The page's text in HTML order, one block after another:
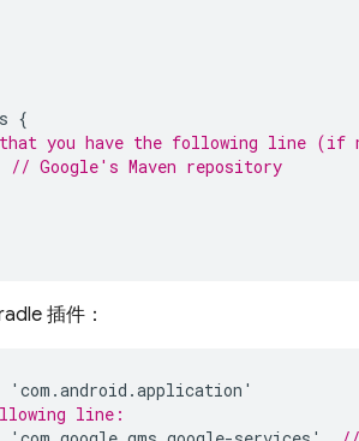
{
that you have the following line
// Google's Maven repository
插件：
' com .android .application '
line: